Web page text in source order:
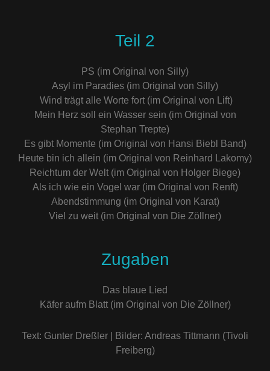
Teil 2
PS (im Original von Silly)
Asyl im Paradies (im Original von Silly)
Wind trägt alle Worte fort (im Original von Lift)
Mein Herz soll ein Wasser sein (im Original von
Stephan Trepte)
Es gibt Momente (im Original von Hansi Biebl Band)
Heute bin ich allein (im Original von Reinhard Lakomy)
Reichtum der Welt (im Original von Holger Biege)
Als ich wie ein Vogel war (im Original von Renft)
Abendstimmung (im Original von Karat)
Viel zu weit (im Original von Die Zöllner)
Zugaben
Das blaue Lied
Käfer aufm Blatt (im Original von Die Zöllner)
Text: Gunter Dreßler | Bilder: Andreas Tittmann (Tivoli
Freiberg)